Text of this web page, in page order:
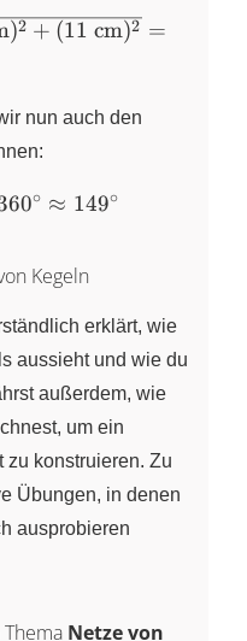
=
)2 + (11 cm)2 =
nun auch den
0∘ ≈ 149∘
Kegeln
erklärt, wie
aussieht und wie du
außerdem, wie
um ein
zu konstruieren. Zu
Übungen, in denen
ausprobieren
Netze von